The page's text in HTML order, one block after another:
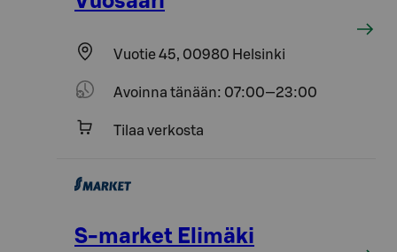
Vuotie 45, 00980 Helsinki
Avoinna tänään: 07:00—23:00
Tilaa verkosta
S-market Elimäki